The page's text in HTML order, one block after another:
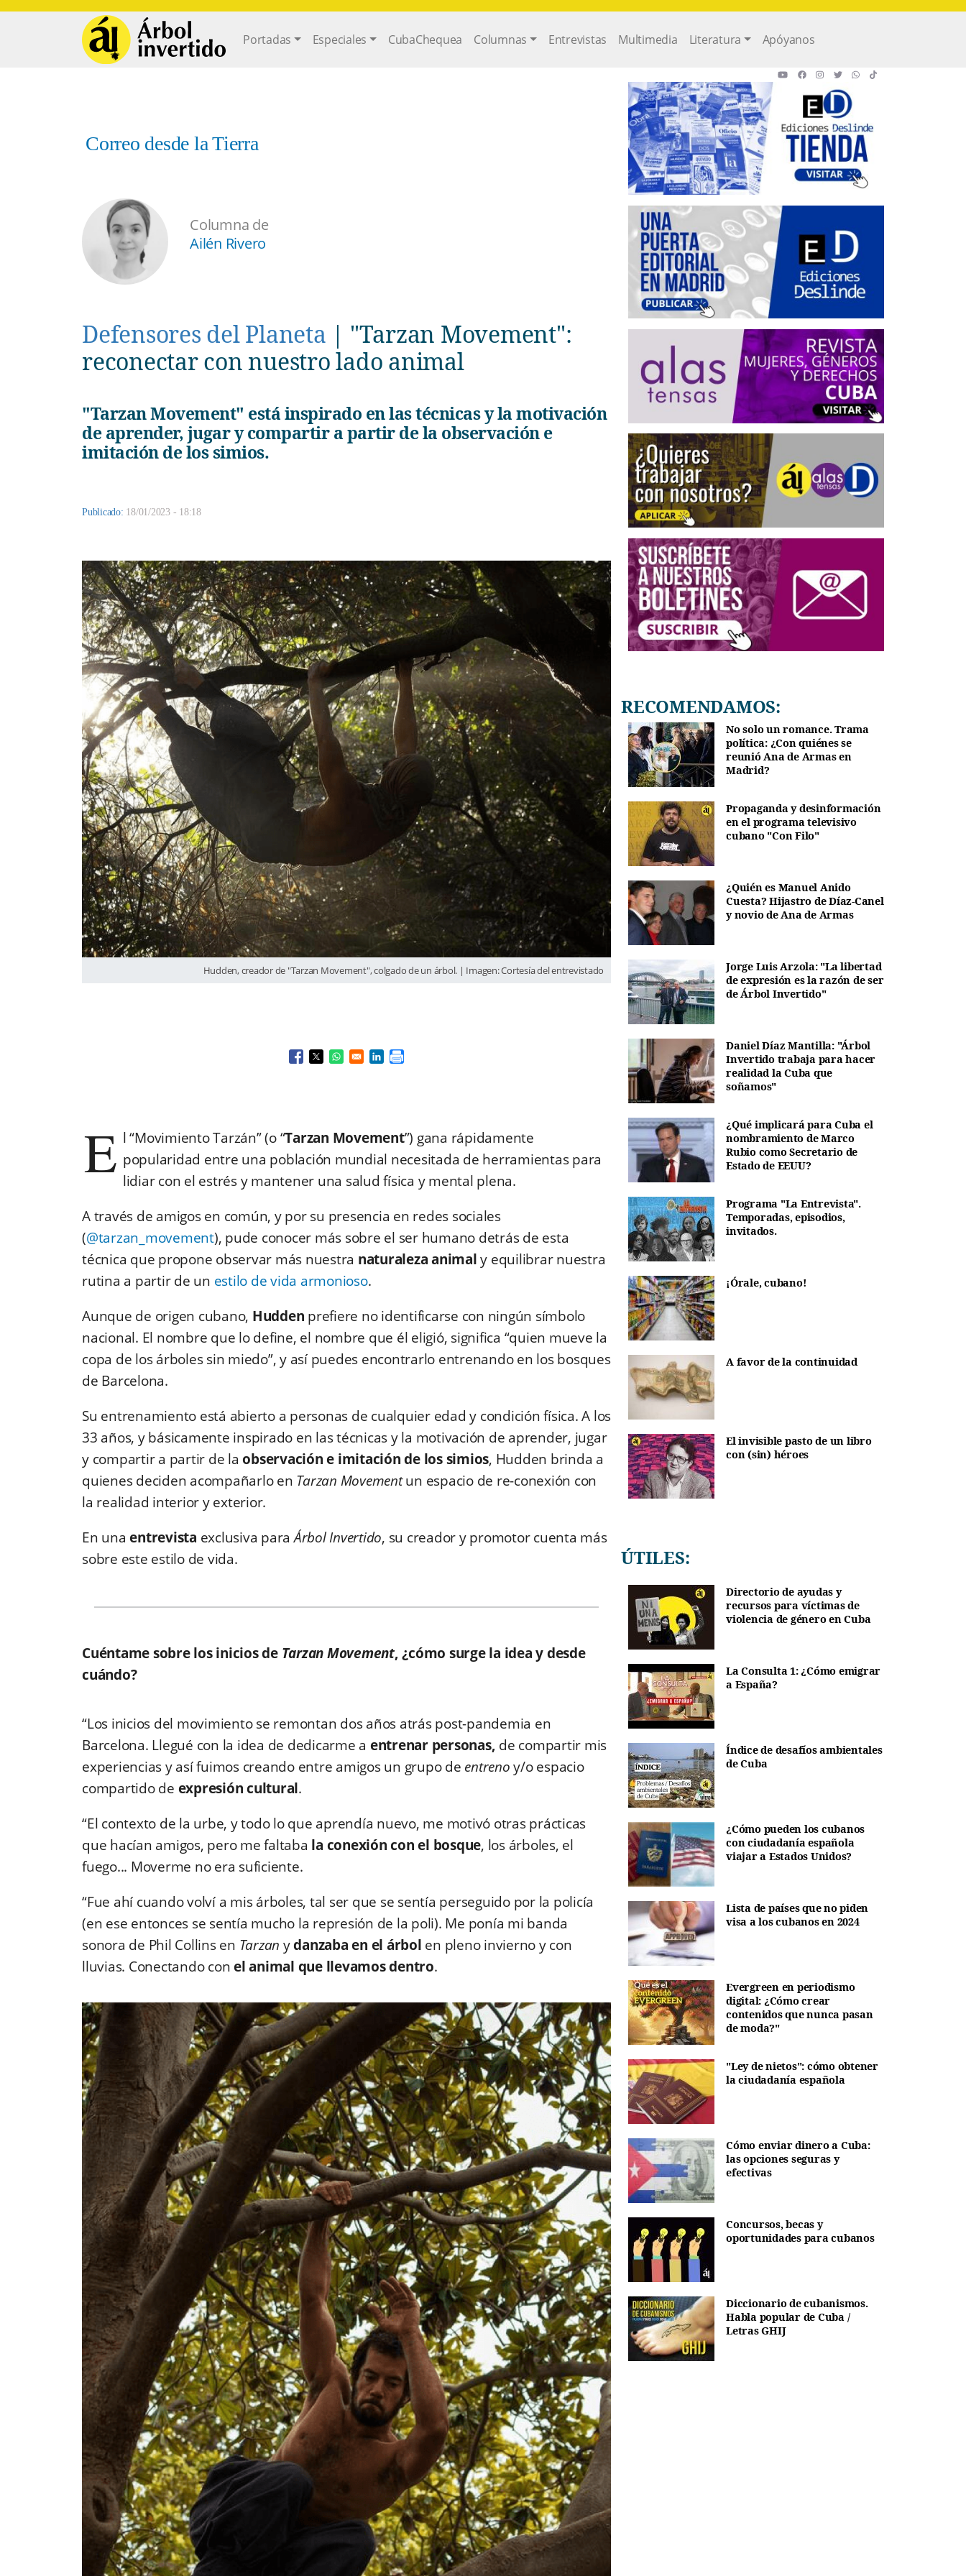
Main navigation
Portadas Especiales CubaChequea Columnas Entrevistas Multimedia Literatura Apóyanos
Correo desde la Tierra
Columna de
Ailén Rivero
Defensores del Planeta | "Tarzan Movement":
reconectar con nuestro lado animal
"Tarzan Movement" está inspirado en las técnicas y la motivación
de aprender, jugar y compartir a partir de la observación e
imitación de los simios.
Publicado: 18/01/2023 - 18:18
Hudden, creador de "Tarzan Movement", colgado de un árbol. | Imagen: Cortesía del entrevistado
Opens in a new window
Opens in a new window
Opens in a new window
Opens in a new window
E l “Movimiento Tarzán” (o “Tarzan Movement”) gana rápidamente
popularidad entre una población mundial necesitada de herramientas para
lidiar con el estrés y mantener una salud física y mental plena.
A través de amigos en común, y por su presencia en redes sociales
(@tarzan_movement), pude conocer más sobre el ser humano detrás de esta
técnica que propone observar más nuestra naturaleza animaly equilibrar nuestra
rutina a partir de un estilo de vida armonioso.
Aunque de origen cubano, Hudden prefiere no identificarse con ningún símbolo
nacional. El nombre que lo define, el nombre que él eligió, significa “quien mueve la
copa de los árboles sin miedo”, y así puedes encontrarlo entrenando en los bosques
de Barcelona.
Su entrenamiento está abierto a personas de cualquier edad y condición física. A los
33 años, y básicamente inspirado en las técnicas y la motivación de aprender, jugar
y compartir a partir de laobservación e imitación de los simios, Hudden brinda a
quienes deciden acompañarlo en Tarzan Movementun espacio de re-conexión con
la realidad interior y exterior.
En unaentrevista exclusiva para Árbol Invertido, su creador y promotor cuenta más
sobre este estilo de vida.
Cuéntame sobre los inicios de Tarzan Movement, ¿cómo surge la idea y desde
cuándo?
“Los inicios del movimiento se remontan dos años atrás post-pandemia en
Barcelona. Llegué con la idea de dedicarme a entrenar personas, de compartir mis
experiencias y así fuimos creando entre amigos un grupo de entrenoy/o espacio
compartido de expresión cultural.
“El contexto de la urbe, y todo lo que aprendía nuevo, me motivó otras prácticas
que hacían amigos, pero me faltaba la conexión con el bosque, los árboles, el
fuego... Moverme no era suficiente.
“Fue ahí cuando volví a mis árboles, tal ser que se sentía perseguido por la policía
(en ese entonces se sentía mucho la represión de la poli). Me ponía mi banda
sonora de Phil Collins en Tarzan ydanzaba en el árbol en pleno invierno y con
lluvias. Conectando conel animal que llevamos dentro.
RECOMENDAMOS:
No solo un romance. Trama
política: ¿Con quiénes se
reunió Ana de Armas en
Madrid?
Propaganda y desinformación
en el programa televisivo
cubano "Con Filo"
¿Quién es Manuel Anido
Cuesta? Hijastro de Díaz-Canel
y novio de Ana de Armas
Jorge Luis Arzola: "La libertad
de expresión es la razón de ser
de Árbol Invertido"
Daniel Díaz Mantilla: "Árbol
Invertido trabaja para hacer
realidad la Cuba que
soñamos"
¿Qué implicará para Cuba el
nombramiento de Marco
Rubio como Secretario de
Estado de EEUU?
Programa "La Entrevista".
Temporadas, episodios,
invitados.
¡Órale, cubano!
A favor de la continuidad
El invisible pasto de un libro
con (sin) héroes
ÚTILES:
Directorio de ayudas y
recursos para víctimas de
violencia de género en Cuba
La Consulta 1: ¿Cómo emigrar
a España?
Índice de desafíos ambientales
de Cuba
¿Cómo pueden los cubanos
con ciudadanía española
viajar a Estados Unidos?
Lista de países que no piden
visa a los cubanos en 2024
Evergreen en periodismo
digital: ¿Cómo crear
contenidos que nunca pasan
de moda?"
"Ley de nietos": cómo obtener
la ciudadanía española
Cómo enviar dinero a Cuba:
las opciones seguras y
efectivas
Concursos, becas y
oportunidades para cubanos
Diccionario de cubanismos.
Habla popular de Cuba /
Letras GHIJ